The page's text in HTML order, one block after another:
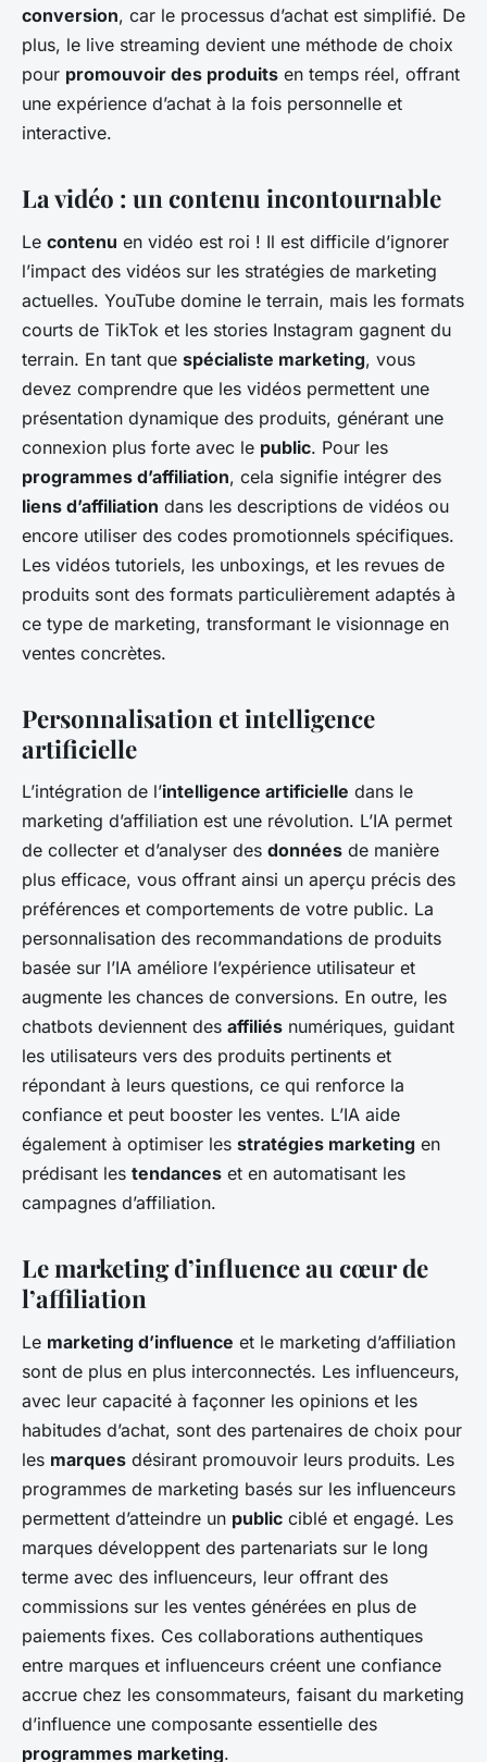
conversion, car le processus d’achat est simplifié. De
plus, le live streaming devient une méthode de choix
pour promouvoir des produits en temps réel, offrant
une expérience d’achat à la fois personnelle et
interactive.
La vidéo : un contenu incontournable
Le contenu en vidéo est roi ! Il est difficile d’ignorer
l’impact des vidéos sur les stratégies de marketing
actuelles. YouTube domine le terrain, mais les formats
courts de TikTok et les stories Instagram gagnent du
terrain. En tant que spécialiste marketing, vous
devez comprendre que les vidéos permettent une
présentation dynamique des produits, générant une
connexion plus forte avec le public. Pour les
programmes d’affiliation, cela signifie intégrer des
liens d’affiliation dans les descriptions de vidéos ou
encore utiliser des codes promotionnels spécifiques.
Les vidéos tutoriels, les unboxings, et les revues de
produits sont des formats particulièrement adaptés à
ce type de marketing, transformant le visionnage en
ventes concrètes.
Personnalisation et intelligence
artificielle
L’intégration de l’intelligence artificielle dans le
marketing d’affiliation est une révolution. L’IA permet
de collecter et d’analyser des données de manière
plus efficace, vous offrant ainsi un aperçu précis des
préférences et comportements de votre public. La
personnalisation des recommandations de produits
basée sur l’IA améliore l’expérience utilisateur et
augmente les chances de conversions. En outre, les
chatbots deviennent des affiliés numériques, guidant
les utilisateurs vers des produits pertinents et
répondant à leurs questions, ce qui renforce la
confiance et peut booster les ventes. L’IA aide
également à optimiser les stratégies marketing en
prédisant les tendances et en automatisant les
campagnes d’affiliation.
Le marketing d’influence au cœur de
l’affiliation
Le marketing d’influence et le marketing d’affiliation
sont de plus en plus interconnectés. Les influenceurs,
avec leur capacité à façonner les opinions et les
habitudes d’achat, sont des partenaires de choix pour
les marques désirant promouvoir leurs produits. Les
programmes de marketing basés sur les influenceurs
permettent d’atteindre un public ciblé et engagé. Les
marques développent des partenariats sur le long
terme avec des influenceurs, leur offrant des
commissions sur les ventes générées en plus de
paiements fixes. Ces collaborations authentiques
entre marques et influenceurs créent une confiance
accrue chez les consommateurs, faisant du marketing
d’influence une composante essentielle des
programmes marketing.